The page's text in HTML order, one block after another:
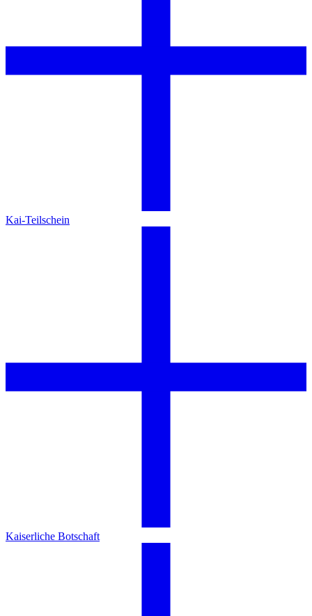
Kai-Teilschein
Kaiserliche Botschaft